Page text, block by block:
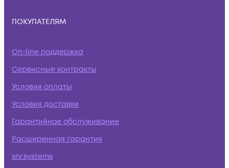
ПОКУПАТЕЛЯМ
On-line поддержка
Сервисные контракты
Условия оплаты
Условия доставки
Гарантийное обслуживание
Расширенная гарантия
snr.systems